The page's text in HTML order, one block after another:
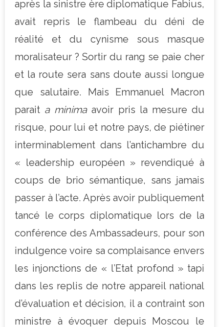
après la sinistre ère diplomatique Fabius,
avait repris le flambeau du déni de
réalité et du cynisme sous masque
moralisateur ? Sortir du rang se paie cher
et la route sera sans doute aussi longue
que salutaire. Mais Emmanuel Macron
parait a minimaavoir pris la mesure du
risque, pour lui et notre pays, de piétiner
interminablement dans l’antichambre du
« leadership européen » revendiqué à
coups de brio sémantique, sans jamais
passer à l’acte. Après avoir publiquement
tancé le corps diplomatique lors de la
conférence des Ambassadeurs, pour son
indulgence voire sa complaisance envers
les injonctions de « l’Etat profond » tapi
dans les replis de notre appareil national
d’évaluation et décision, il a contraint son
ministre à évoquer depuis Moscou le